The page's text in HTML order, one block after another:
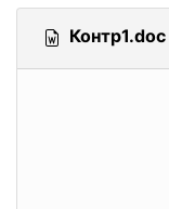
Контр1.doc